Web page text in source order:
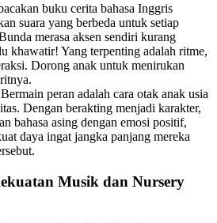
buku cerita bahasa Inggris
suara yang berbeda untuk setiap
merasa aksen sendiri kurang
khawatir! Yang terpenting adalah ritme,
Dorong anak untuk menirukan
Bermain peran adalah cara otak anak usia
Dengan berakting menjadi karakter,
bahasa asing dengan emosi positif,
daya ingat jangka panjang mereka
Musik dan Nursery